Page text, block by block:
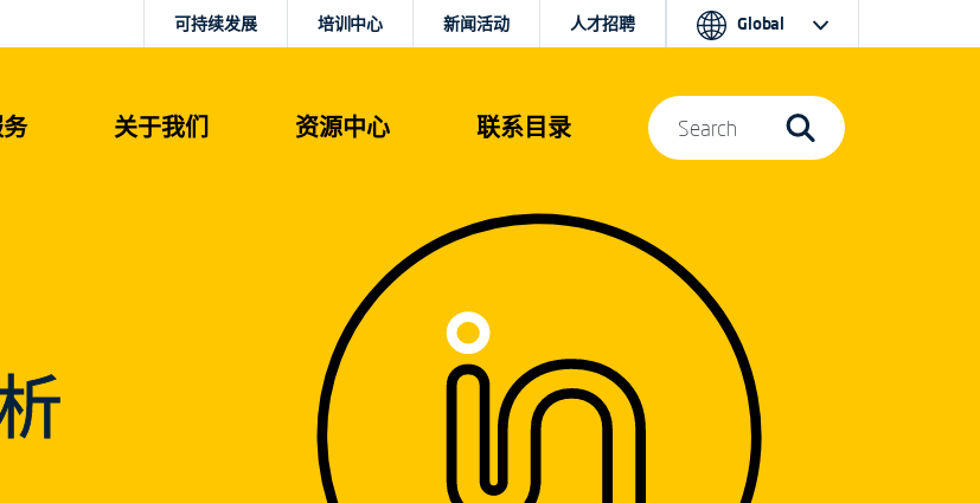
关于我们 资源中心 联系目录
可持续发展 培训中心 新闻活动 人才招聘 Global
Search